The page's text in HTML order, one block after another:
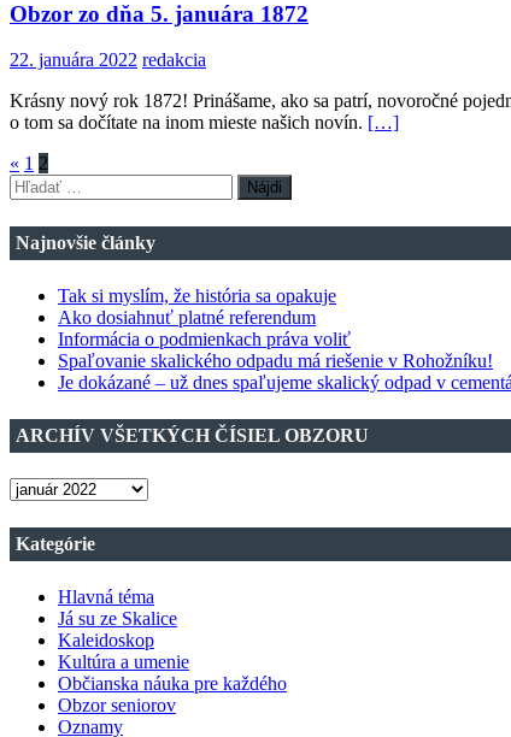
Obzor zo dňa 5. januára 1872
22. januára 2022 redakcia
Krásny nový rok 1872! Prinášame, ako sa patrí, novoročné
o tom sa dočítate na inom mieste našich novín. […]
Stránkovanie
príspevkov
« 1 2
Hľadať:
Najnovšie články
Tak si myslím, že história sa opakuje
Ako dosiahnuť platné referendum
Informácia o podmienkach práva voliť
Spaľovanie skalického odpadu má riešenie v Rohožníku!
Je dokázané – už dnes spaľujeme skalický odpad v
ARCHÍV VŠETKÝCH ČÍSIEL OBZORU
ARCHÍV
ČÍSIEL
OBZORU
Kategórie
Hlavná téma
Já su ze Skalice
Kaleidoskop
Kultúra a umenie
Občianska náuka pre každého
Obzor seniorov
Oznamy